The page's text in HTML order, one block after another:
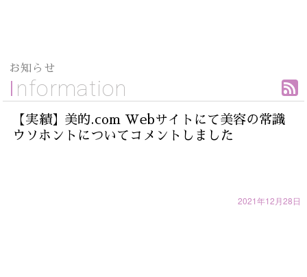
お知らせ
Information
【実績】美的.com Webサイトにて美容の常識
ウソホントについてコメントしました
2021年12月28日